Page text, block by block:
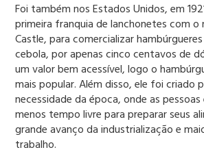
Foi também nos Estados Unidos, em
primeira franquia de lanchonetes com
Castle, para comercializar
cebola, por apenas cinco centavos de
um valor bem acessível, logo o
mais popular. Além disso, ele foi criado
necessidade da época, onde as
menos tempo livre para preparar seus
grande avanço da industrialização e
trabalho.